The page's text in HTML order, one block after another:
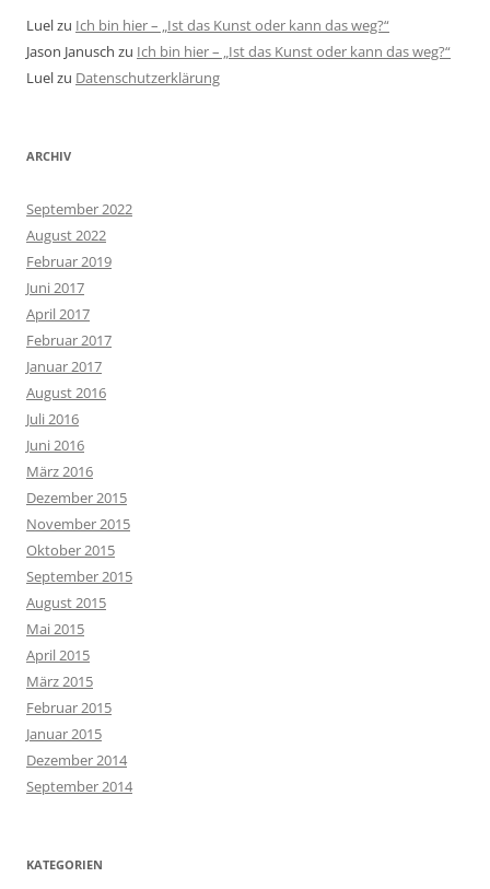
Luelzu Ich bin hier – „Ist das Kunst oder kann das weg?“
Jason Janusch zu Ich bin hier – „Ist das Kunst oder kann das weg?“
Luelzu Datenschutzerklärung
ARCHIV
September 2022
August 2022
Februar 2019
Juni 2017
April 2017
Februar 2017
Januar 2017
August 2016
Juli 2016
Juni 2016
März 2016
Dezember 2015
November 2015
Oktober 2015
September 2015
August 2015
Mai 2015
April 2015
März 2015
Februar 2015
Januar 2015
Dezember 2014
September 2014
KATEGORIEN